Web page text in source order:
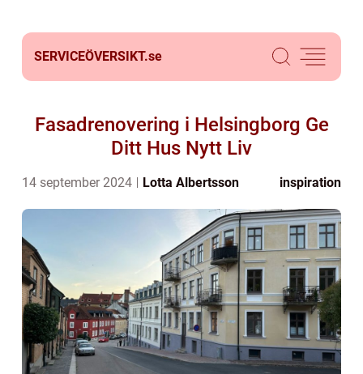
SERVICEÖVERSIKT.se
Fasadrenovering i Helsingborg Ge
Ditt Hus Nytt Liv
14 september 2024 Lotta Albertsson inspiration